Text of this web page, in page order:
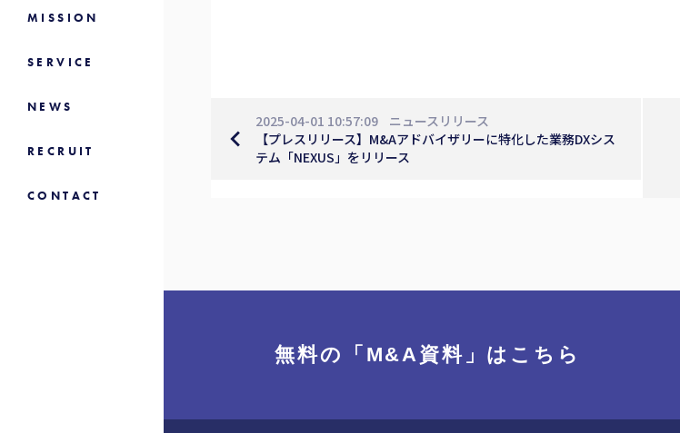
navigate_before
2025-04-01 10:57:09
ニュースリリース
【プレスリリース】M&Aアドバイザリーに特化した業務DXシス
テム「NEXUS」をリリース
無料の「M&A資料」 はこちら
MISSION
SERVICE
NEWS
RECRUIT
CONTACT